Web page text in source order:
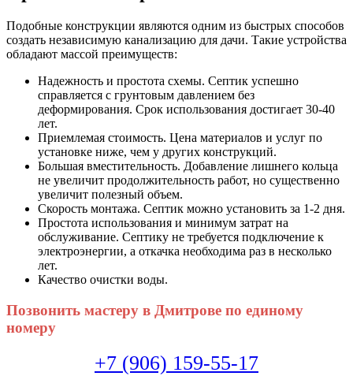
Подобные конструкции являются одним из быстрых способов
создать независимую канализацию для дачи. Такие устройства
обладают массой преимуществ:
Надежность и простота схемы. Септик успешно
справляется с грунтовым давлением без
деформирования. Срок использования достигает 30-40
лет.
Приемлемая стоимость. Цена материалов и услуг по
установке ниже, чем у других конструкций.
Большая вместительность. Добавление лишнего кольца
не увеличит продолжительность работ, но существенно
увеличит полезный объем.
Скорость монтажа. Септик можно установить за 1-2 дня.
Простота использования и минимум затрат на
обслуживание. Септику не требуется подключение к
электроэнергии, а откачка необходима раз в несколько
лет.
Качество очистки воды.
Позвонить мастеру в Дмитрове по единому
номеру
+7 (906) 159-55-17